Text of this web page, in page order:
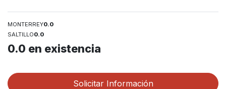
MONTERREY0.0
SALTILLO0.0
0.0 en existencia
Solicitar Información